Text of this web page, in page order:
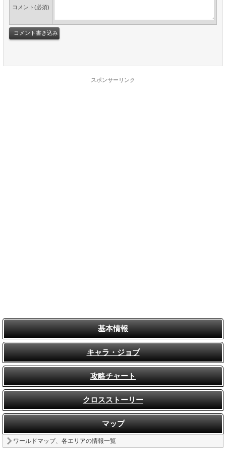
コメント(必須)
スポンサーリンク
基本情報
キャラ・ジョブ
攻略チャート
クロスストーリー
マップ
ワールドマップ、各エリアの情報一覧